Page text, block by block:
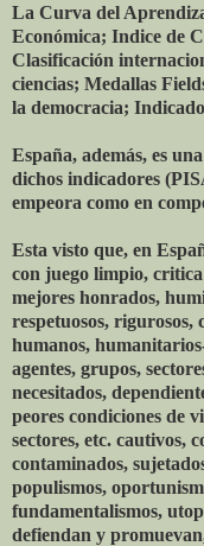
La Curva del
Económica; Indice de
Clasificación
ciencias; Medallas
la democracia;
España, además, es
dichos indicadores
empeora como en
Esta visto que, en
con juego limpio,
mejores honrados,
respetuosos,
humanos,
agentes, grupos,
necesitados,
peores condiciones de
sectores, etc. cautivos,
contaminados,
populismos,
fundamentalismos,
defiendan y